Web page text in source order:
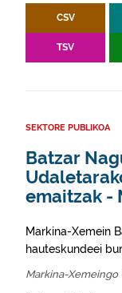
CSV
TSV
SEKTORE PUBLIKOA
Batzar
emaitzak -
Markina-Xemein
hauteskundeei
Markina-Xemeingo